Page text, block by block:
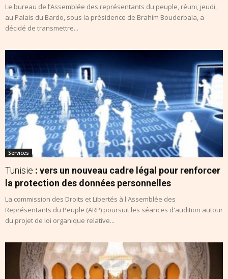
Le bureau de l’Assemblée des représentants du peuple, réuni, jeudi,
au Palais du Bardo, sous la présidence de Brahim Bouderbala, a
décidé de transmettre...
Services
Tunisie : vers un nouveau cadre légal pour renforcer
la protection des données personnelles
La commission des Droits et Libertés à l'Assemblée des
Représentants du Peuple (ARP) poursuit les séances d'audition autour
du projet de loi organique relative...